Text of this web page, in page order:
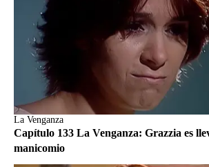
La Venganza
Capítulo 133 La Venganza: Grazzia es
manicomio